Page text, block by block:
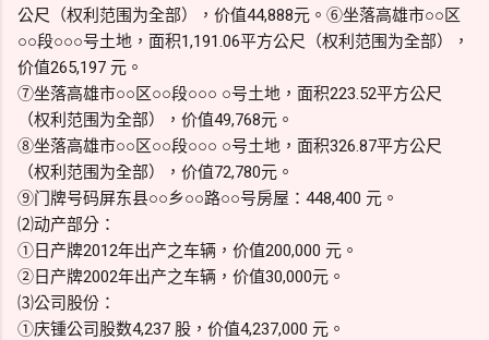
公尺（权利范围为全部），价值44,888元。⑥坐落高雄市○○区
○○段○○○号土地，面积1,191.06平方公尺（权利范围为全部），
价值265,197 元。
⑦坐落高雄市○○区○○段○○○ ○号土地，面积223.52平方公尺
（权利范围为全部），价值49,768元。
⑧坐落高雄市○○区○○段○○○ ○号土地，面积326.87平方公尺
（权利范围为全部），价值72,780元。
⑨门牌号码屏东县○○乡○○路○○号房屋：448,400 元。
⑵动产部分：
①日产牌2012年出产之车辆，价值200,000 元。
②日产牌2002年出产之车辆，价值30,000元。
⑶公司股份：
①庆锺公司股数4,237 股，价值4,237,000 元。